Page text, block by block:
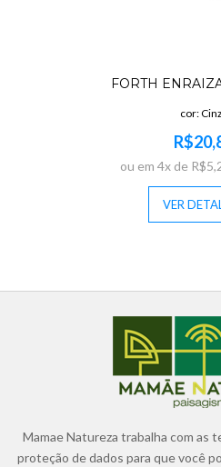
FORTH
cor:
ou em 4x de
VER
Mamae Natureza trabalha com as
proteção de dados para que você